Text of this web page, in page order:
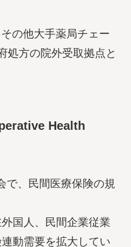
の他大手薬局チェー
処方の院外受取拠点と
Health
で、民間医療保険の規
国人、民間企業従業
動需要を拡大してい